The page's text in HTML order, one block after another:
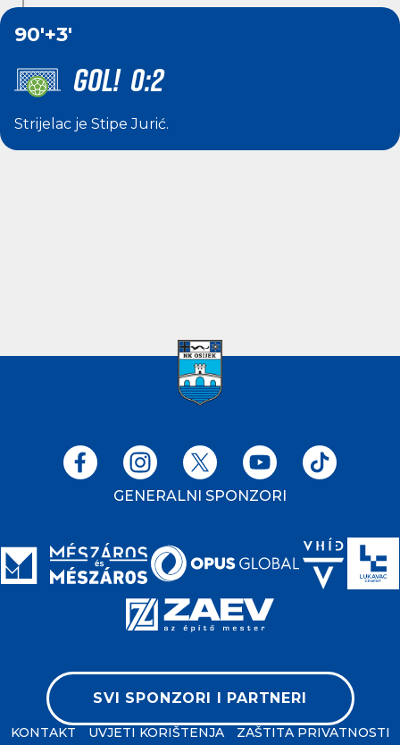
90'+3'
GOL! 0:2
Strijelac je Stipe Jurić.
GENERALNI SPONZORI
SVI SPONZORI I PARTNERI
KONTAKT UVJETI KORIŠTENJA ZAŠTITA PRIVATNOSTI